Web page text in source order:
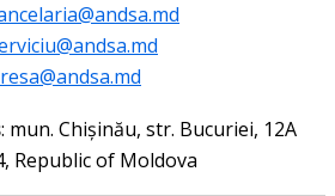
: mun. Chișinău, str. Bucuriei, 12A
Republic of Moldova